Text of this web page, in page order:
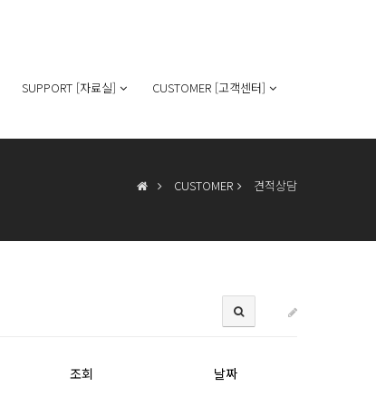
SUPPORT [자료실] CUSTOMER [고객센터]
CUSTOMER 견적상담
조회 날짜